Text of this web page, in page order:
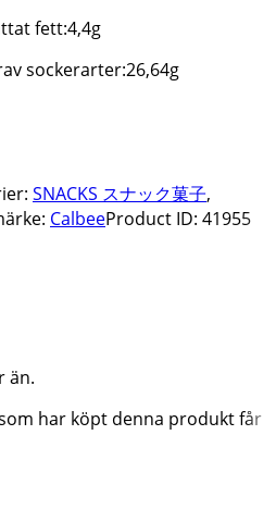
fett:4,4g
sockerarter:26,64g
SNACKS スナック菓子,
CalbeeProduct ID: 41955
än.
har köpt denna produkt får